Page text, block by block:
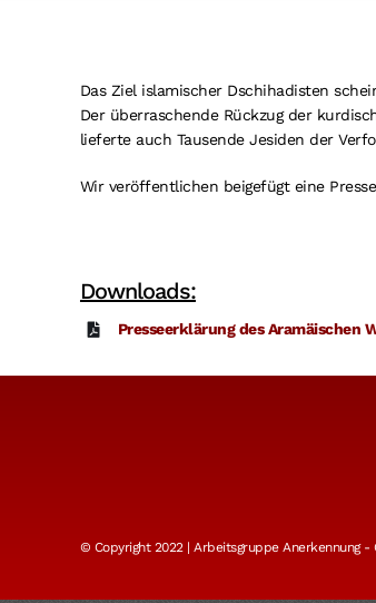
Das Ziel islamischer Dschihadisten
Der überraschende Rückzug der
lieferte auch Tausende Jesiden der
Wir veröffentlichen beigefügt eine
Downloads:
Presseerklärung des Aramäischen
© Copyright 2022 | Arbeitsgruppe Anerkennung -